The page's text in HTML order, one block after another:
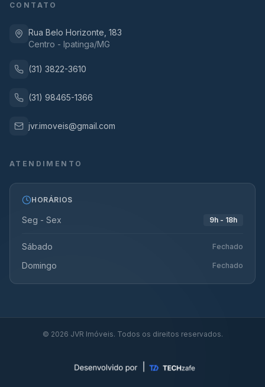
CONTATO
Rua Belo Horizonte, 183
Centro - Ipatinga/MG
(31) 3822-3610
(31) 98465-1366
jvr.imoveis@gmail.com
ATENDIMENTO
HORÁRIOS
Seg - Sex 9h - 18h
Sábado Fechado
Domingo Fechado
© 2026 JVR Imóveis. Todos os direitos reservados.